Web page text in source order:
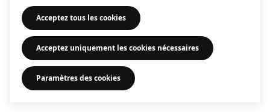
Acceptez tous les cookies
Acceptez uniquement les cookies nécessaires
Paramètres des cookies